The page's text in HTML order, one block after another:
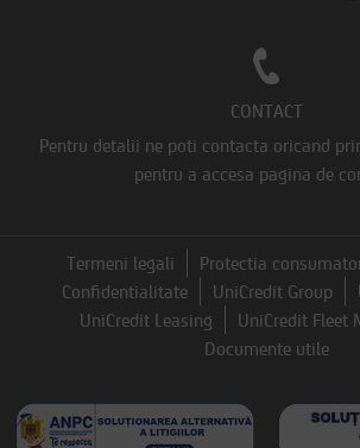
CONTACT
Pentru detalii ne poti contacta oricand
pentru a accesa pagina de
Termeni legali Protectia
Confidentialitate
UniCredit Group
UniCredit Leasing
UniCredit Fleet
Documente utile